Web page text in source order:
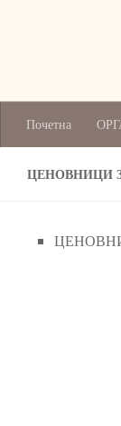
National
Почетна
ЦЕНОВНИЦИ
ЦЕНОВНИК